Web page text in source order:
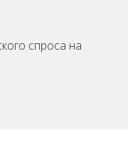
спроса на